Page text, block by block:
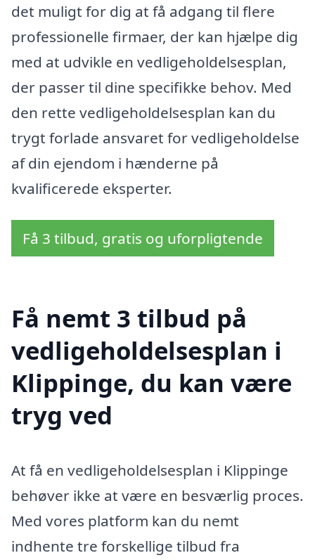
det muligt for dig at få adgang til flere
professionelle firmaer, der kan hjælpe dig
med at udvikle en vedligeholdelsesplan,
der passer til dine specifikke behov. Med
den rette vedligeholdelsesplan kan du
trygt forlade ansvaret for vedligeholdelse
af din ejendom i hænderne på
kvalificerede eksperter.
Få 3 tilbud, gratis og uforpligtende
Få nemt 3 tilbud på
vedligeholdelsesplan i
Klippinge, du kan være
tryg ved
At få en vedligeholdelsesplan i Klippinge
behøver ikke at være en besværlig proces.
Med vores platform kan du nemt
indhente tre forskellige tilbud fra